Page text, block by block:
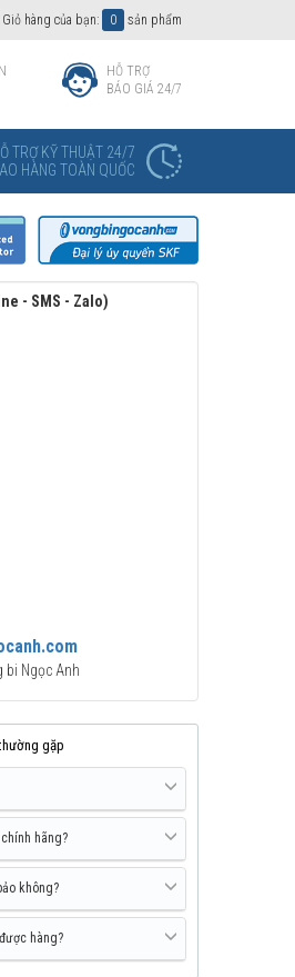
Giỏ hàng của bạn: 0 sản phẩm
HỖ TRỢ
BÁO GIÁ 24/7
TRỢ KỸ THUẬT 24/7
HÀNG TOÀN QUỐC
- SMS - Zalo)
bi Ngọc Anh
gặp
chính hãng?
không?
hàng?